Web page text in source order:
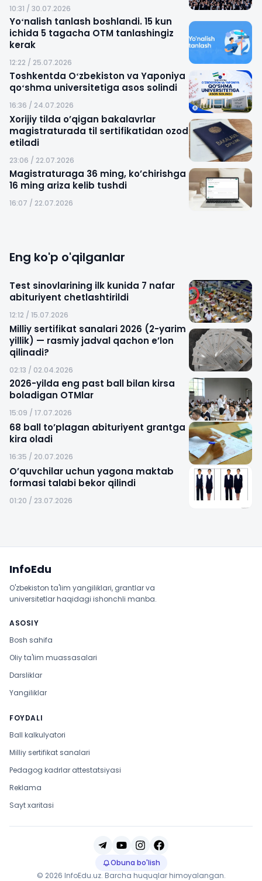
10:31 / 30.07.2026
Yoʻnalish tanlash boshlandi. 15 kun
ichida 5 tagacha OTM tanlashingiz
kerak
12:22 / 25.07.2026
Toshkentda Oʻzbekiston va Yaponiya
qoʻshma universitetiga asos solindi
16:36 / 24.07.2026
Xorijiy tilda o’qigan bakalavrlar
magistraturada til sertifikatidan ozod
etiladi
23:06 / 22.07.2026
Magistraturaga 36 ming, ko’chirishga
16 ming ariza kelib tushdi
16:07 / 22.07.2026
Eng ko'p o'qilganlar
Test sinovlarining ilk kunida 7 nafar
abituriyent chetlashtirildi
12:12 / 15.07.2026
Milliy sertifikat sanalari 2026 (2-yarim
yillik) — rasmiy jadval qachon e’lon
qilinadi?
02:13 / 02.04.2026
2026-yilda eng past ball bilan kirsa
boladigan OTMlar
15:09 / 17.07.2026
68 ball to’plagan abituriyent grantga
kira oladi
16:35 / 20.07.2026
O’quvchilar uchun yagona maktab
formasi talabi bekor qilindi
01:20 / 23.07.2026
InfoEdu
O'zbekiston ta'lim yangiliklari, grantlar va
universitetlar haqidagi ishonchli manba.
ASOSIY
Bosh sahifa
Oliy ta'lim muassasalari
Darsliklar
Yangiliklar
FOYDALI
Ball kalkulyatori
Milliy sertifikat sanalari
Pedagog kadrlar attestatsiyasi
Reklama
Sayt xaritasi
Obuna bo'lish
© 2026 InfoEdu.uz. Barcha huquqlar himoyalangan.